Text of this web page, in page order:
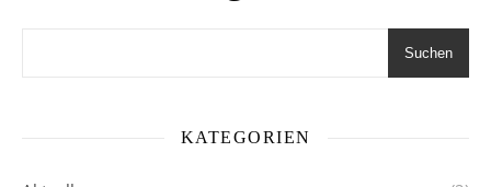
Suchen
KATEGORIEN